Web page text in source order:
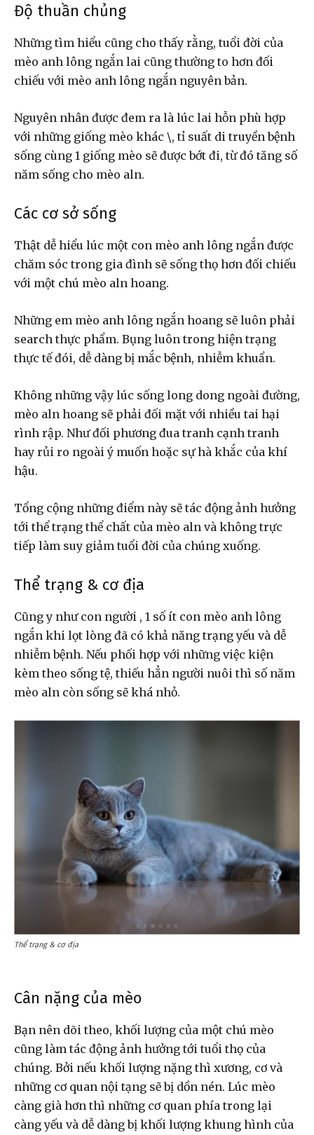
Độ thuần chủng
Những tìm hiểu cũng cho thấy rằng, tuổi đời của
mèo anh lông ngắn lai cũng thường to hơn đối
chiếu với mèo anh lông ngắn nguyên bản.
Nguyên nhân được đem ra là lúc lai hỗn phù hợp
với những giống mèo khác \, tỉ suất di truyền bệnh
sống cùng 1 giống mèo sẽ được bớt đi, từ đó tăng số
năm sống cho mèo aln.
Các cơ sở sống
Thật dễ hiểu lúc một con mèo anh lông ngắn được
chăm sóc trong gia đình sẽ sống thọ hơn đối chiếu
với một chú mèo aln hoang.
Những em mèo anh lông ngắn hoang sẽ luôn phải
search thực phẩm. Bụng luôn trong hiện trạng
thực tế đói, dễ dàng bị mắc bệnh, nhiễm khuẩn.
Không những vậy lúc sống long dong ngoài đường,
mèo aln hoang sẽ phải đối mặt với nhiều tai hại
rình rập. Như đối phương đua tranh cạnh tranh
hay rủi ro ngoài ý muốn hoặc sự hà khắc của khí
hậu.
Tổng cộng những điểm này sẽ tác động ảnh hưởng
tới thể trạng thể chất của mèo aln và không trực
tiếp làm suy giảm tuổi đời của chúng xuống.
Thể trạng & cơ địa
Cũng y như con người , 1 số ít con mèo anh lông
ngắn khi lọt lòng đã có khả năng trạng yếu và dễ
nhiễm bệnh. Nếu phối hợp với những việc kiện
kèm theo sống tệ, thiếu hẳn người nuôi thì số năm
mèo aln còn sống sẽ khá nhỏ.
Thể trạng & cơ địa
Cân nặng của mèo
Bạn nên dõi theo, khối lượng của một chú mèo
cũng làm tác động ảnh hưởng tới tuổi thọ của
chúng. Bởi nếu khối lượng nặng thì xương, cơ và
những cơ quan nội tạng sẽ bị dồn nén. Lúc mèo
càng già hơn thì những cơ quan phía trong lại
càng yếu và dễ dàng bị khối lượng khung hình của